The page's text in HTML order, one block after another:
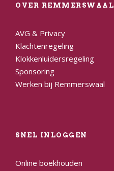
OVER REMMERSWAAL
AVG & Privacy
Klachtenregeling
Klokkenluidersregeling
Sponsoring
Werken bij Remmerswaal
SNEL INLOGGEN
Online boekhouden